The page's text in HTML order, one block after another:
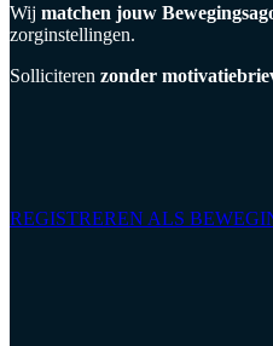
Wij matchen jouw
zorginstellingen.
Solliciteren zonder
REGISTREREN ALS